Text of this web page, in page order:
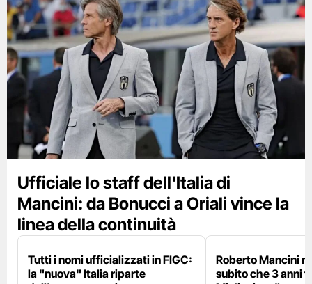
Ufficiale lo staff dell'Italia di
Mancini: da Bonucci a Oriali vince la
linea della continuità
Tutti i nomi ufficializzati in FIGC:
la "nuova" Italia riparte
Roberto Mancini
subito che 3 anni